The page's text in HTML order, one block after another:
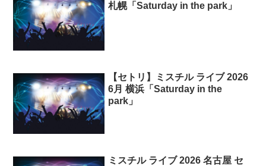
札幌「Saturday in the park」
【セトリ】ミスチル ライブ 2026
6月 横浜「Saturday in the
park」
ミスチル ライブ 2026 名古屋 セ